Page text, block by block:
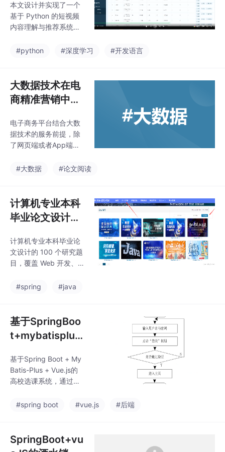
果。回顾英语流利说的
发展路径可知，英语流
利说在初创时，只是一
进行英语口语打分的Ap
据，在人们常说的“互联
网知识付费产
系统设计与实
现，论文7000
本文设计并实现了一个
基于 Python 的短视频
内容理解与推荐系统，
型分析视频内容，结合
ResNet 提取视频帧特
征，LSTM 分析文本描
述，GraphSAGE 处理
终通过注意力机制融合
多模态信息。实验表
明，该系统在准确率和
算法，能够有效提升用
#python #深度学习 #开发语言
大数据技术在电
商精准营销中的
电子商务平台结合大数
据技术的服务前提，除
了网页端或者App端的
的部分是信息服务，通
数据分析，为用户提供
更有价值的产品或者各
种功能服务等，因此，
式，大数据技术使得电
子商务平台实现新的服
务方式，在各种数据的
据环境中得到更好的适
数据技术，平台方可以
准确地理解用户的真实
#大数据 #论文阅读
计算机专业本科
毕业论文设计的
推荐
计算机专业本科毕业论
文设计的 100 个研究题
目，覆盖 Web 开发、
工智能、物联网等多个
分题目附有关键技术点
或研究方向说明：
#spring #java
基于SpringBoo
t+mybatisplus
选课系统设计和
实现
基于Spring Boot + My
Batis-Plus + Vue.js的
高校选课系统，通过前
设计，实现了高效、安
生、教师和管理员的需
求，还通过性能优化和
#spring boot #vue.js #后端
SpringBoot+vu